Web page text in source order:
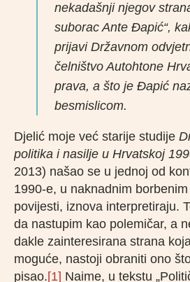
nekadašnji njegov
suborac Ante Đapić“,
prijavi Državnom
čelništvo Autohtone
prava, a što je Đapić
besmislicom.
Djelić moje već starije studije
politika i nasilje u Hrvatskoj
2013) našao se u jednoj od
1990-e, u naknadnim
povijesti, iznova interpretiraju.
da nastupim kao polemičar, a
dakle zainteresirana strana
moguće, nastoji obraniti ono
pisao.[1] Naime, u tekstu